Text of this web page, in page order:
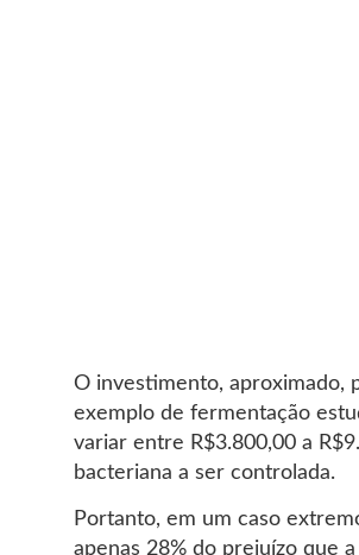
O investimento, aproximado,
exemplo de fermentação
variar entre R$3.800,00 a
bacteriana a ser controlada.
Portanto, em um caso
apenas 28% do prejuízo que